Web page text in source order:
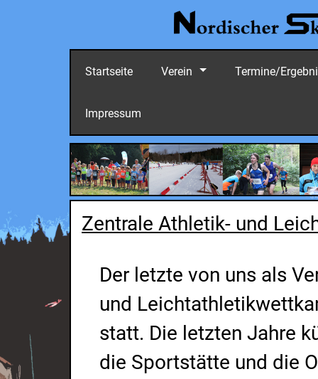
Startseite Verein Termine/
Impressum
Zentrale Athletik- und
Der letzte von uns als
und
statt. Die letzten Jahre
die Sportstätte und die